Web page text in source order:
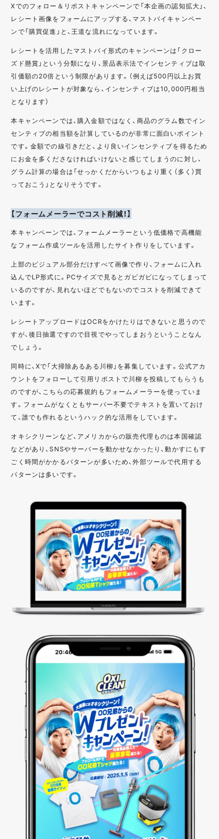
Xでのフォロー＆リポストキャンペーンで「本企画の認知拡大」、
レシート画像をフォームにアップする、マストバイキャンペー
ンで「購買促進」と、王道な流れになっています。
レシートを活用したマストバイ形式のキャンペーンは「クロー
ズド懸賞」という分類になり、景品表示法でインセンティブは取
引価額の20倍という制限があります。（例えば500円以上お買
い上げのレシートが対象なら、インセンティブは10,000円相当
となります）
本キャンペーンでは、購入金額ではなく、商品のグラム数でイン
センティブの相当額を計算しているのが非常に面白いポイント
です。金額での線引きだと、より良いインセンティブを得るため
にお金を多くださなければいけないと感じてしまうのに対し、
グラム計算の場合は「せっかくだからいつもより重く（多く）買
っておこう」となりそうです。
【フォームメーラーでコスト削減！】
本キャンペーンでは、フォームメーラーという低価格で高機能
なフォーム作成ツールを活用したサイト作りをしています。
上部のビジュアル部分だけすべて画像で作り、フォームに入れ
込んでLP形式に。PCサイズで見るとガビガビになってしまって
いるのですが、見れないほどでもないのでコストを削減できて
います。
レシートアップロードはOCRをかけたりはできないと思うので
すが、後日抽選ですので目視でやってしまおうということなん
でしょう。
同時に、Xで「大掃除あるある川柳」を募集しています。公式アカ
ウントをフォローして引用リポストで川柳を投稿してもらうも
のですが、こちらの応募規約もフォームメーラーを使っていま
す。フォームがなくともサーバー不要でテキストを置いておけ
て、誰でも作れるというハック的な活用をしています。
オキシクリーンなど、アメリカからの販売代理ものは本国確認
などがあり、SNSやサーバーを動かせなかったり、動かすにもす
ごく時間がかかるパターンが多いため、外部ツールで代用する
パターンは多いです。